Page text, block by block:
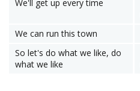
We'll get up every time
We can run this town
So let's do what we like, do
what we like